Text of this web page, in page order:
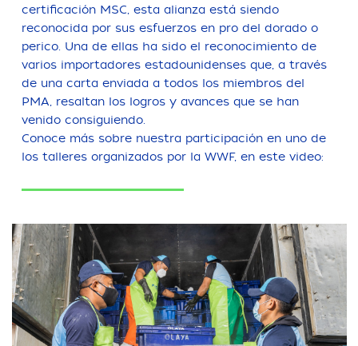
certificación MSC, esta alianza está siendo
reconocida por sus esfuerzos en pro del dorado o
perico. Una de ellas ha sido el reconocimiento de
varios importadores estadounidenses que, a través
de una carta enviada a todos los miembros del
PMA, resaltan los logros y avances que se han
venido consiguiendo.
Conoce más sobre nuestra participación en uno de
los talleres organizados por la WWF, en este video: